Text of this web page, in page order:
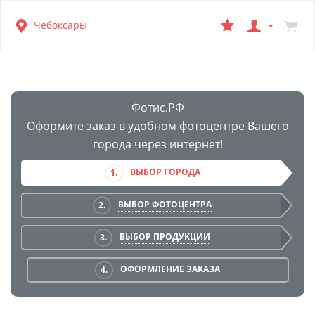
Перейти
к
Чебоксары
Фотис.РФ
Оформите заказ в удобном фотоцентре Вашего
города через интернет!
1. ВЫБОР ГОРОДА
2. ВЫБОР ФОТОЦЕНТРА
3. ВЫБОР ПРОДУКЦИИ
4. ОФОРМЛЕНИЕ ЗАКАЗА